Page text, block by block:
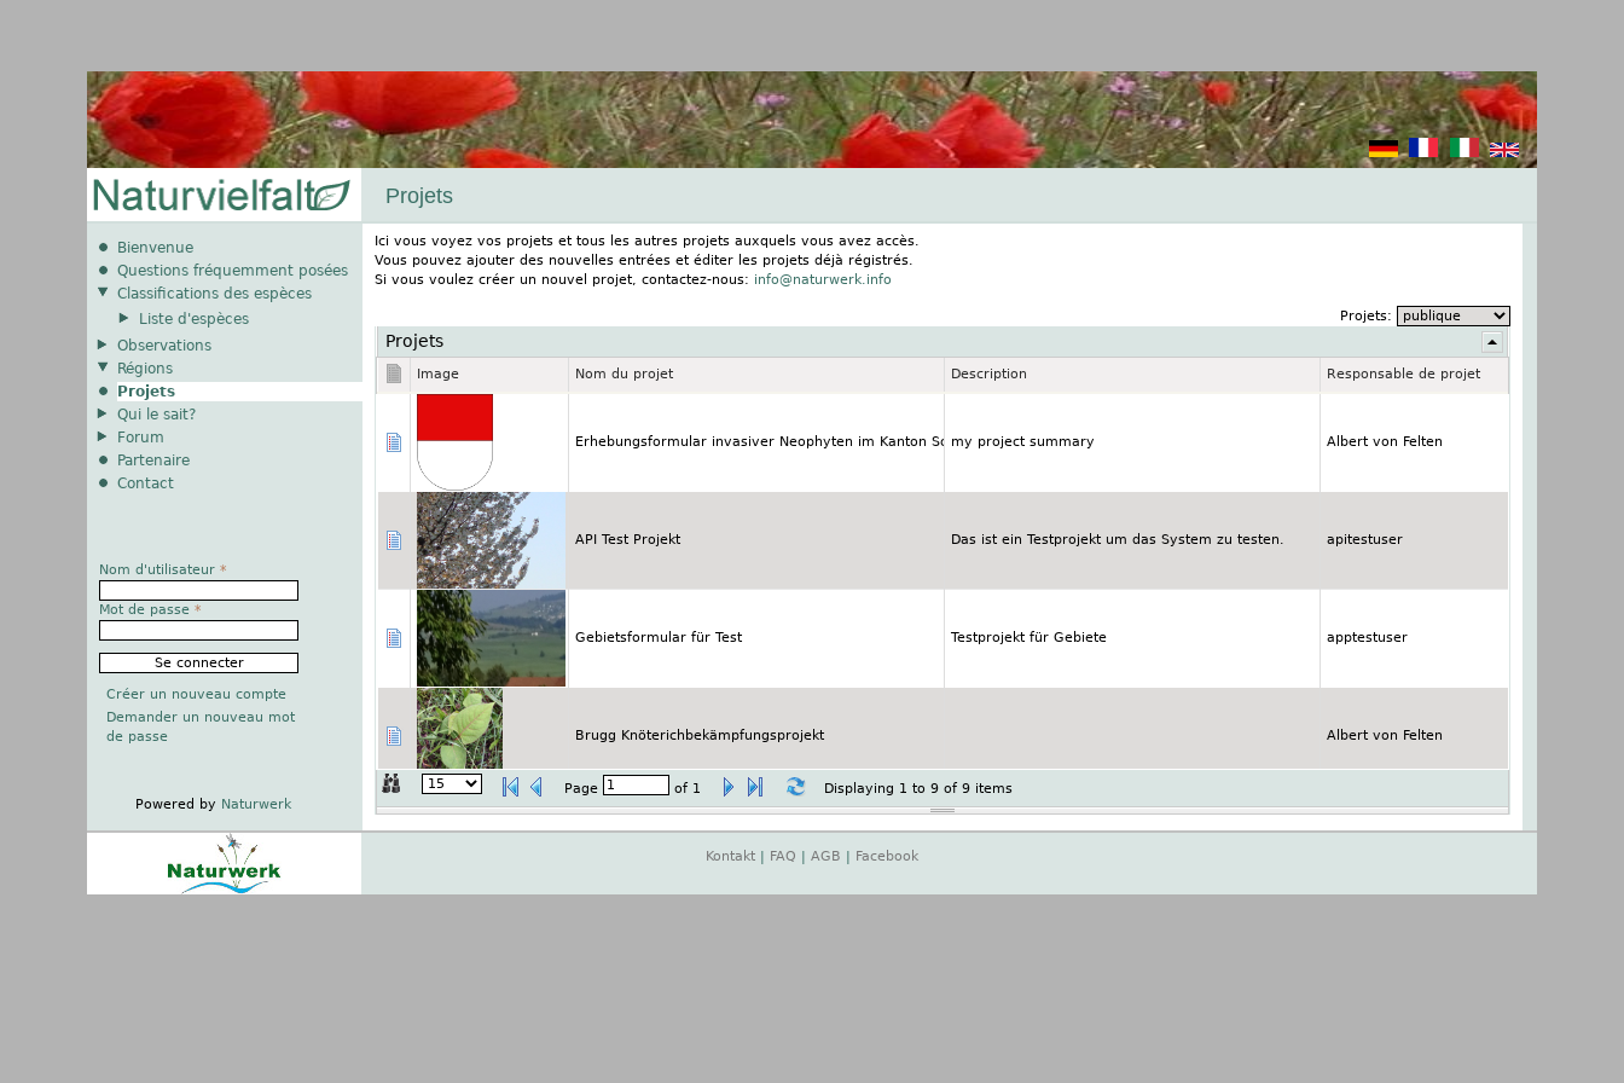
Projets
Ici vous voyez vos projets et tous les autres projets auxquels vous avez accès.
Vous pouvez ajouter des nouvelles entrées et éditer les projets déjà régistrés.
Si vous voulez créer un nouvel projet, contactez-nous: info@naturwerk.info
Projets:
Projets
Image Nom du projet Description Responsable de projet
Erhebungsformular invasiver Neophyten im Kanton Solothurnmy project summary Albert von Felten
API Test Projekt Das ist ein Testprojekt um das System zu testen. apitestuser
Gebietsformular für Test Testprojekt für Gebiete apptestuser
Brugg Knöterichbekämpfungsprojekt Albert von Felten
Vielfalt bewegt (Citizen Science) Albert von Felten
Page of 1 Displaying 1 to 9 of 9 items
Bienvenue
Questions fréquemment posées
Classifications des espèces
Liste d'espèces
Observations
Régions
Projets
Qui le sait?
Forum
Partenaire
Contact
Nom d'utilisateur *
Mot de passe *
Créer un nouveau compte
Demander un nouveau mot
de passe
Powered by Naturwerk
Kontakt FAQ AGB Facebook